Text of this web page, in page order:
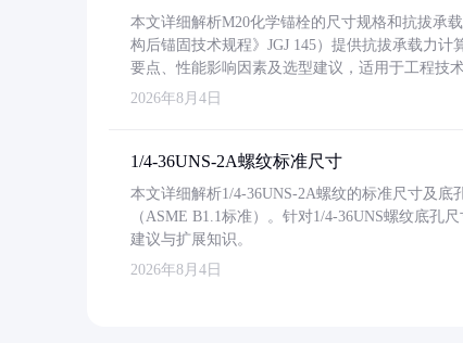
本文详细解析M20化学锚栓的尺寸规格和抗拔承
构后锚固技术规程》JGJ 145）提供抗拔承载力
要点、性能影响因素及选型建议，适用于工程技术
2026年8月4日
1/4-36UNS-2A螺纹标准尺寸
本文详细解析1/4-36UNS-2A螺纹的标准尺寸及
（ASME B1.1标准）。针对1/4-36UNS螺纹底
建议与扩展知识。
2026年8月4日